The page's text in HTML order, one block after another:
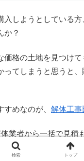
入しようとしている
か？
価格の土地を見つけ
ってしまうと思うと
めなのが、 解体工事
業者から一括で見積
ーカーや工務店に依頼
検索 トップ